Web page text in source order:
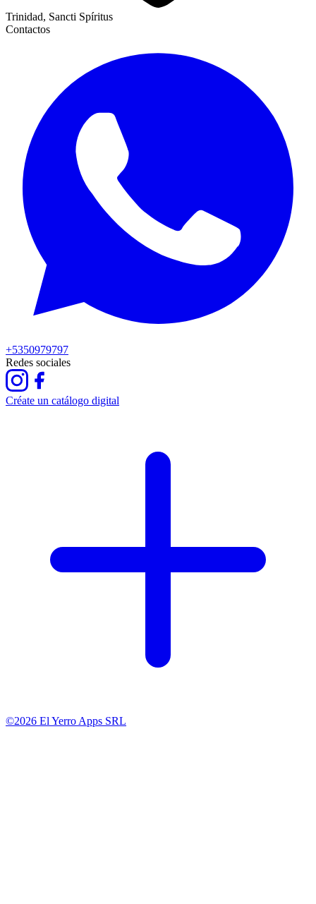
Trinidad, Sancti Spíritus
Contactos
+5350979797
Redes sociales
Créate un catálogo digital
©2026 El Yerro Apps SRL